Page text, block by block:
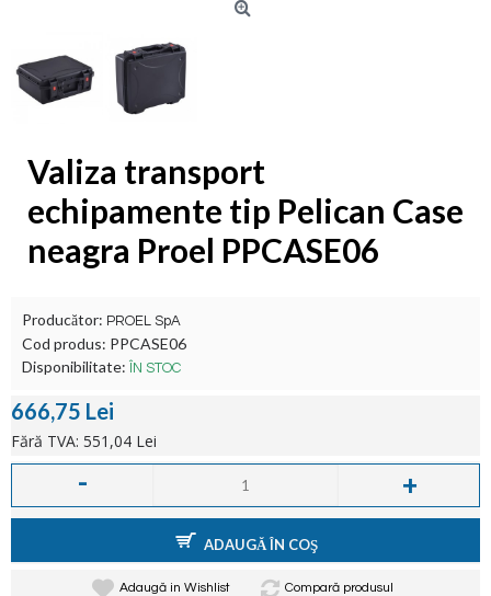
Valiza transport
echipamente tip Pelican Case
neagra Proel PPCASE06
Producător: PROEL SpA
Cod produs: PPCASE06
Disponibilitate:
ÎN STOC
666,75 Lei
Fără TVA: 551,04 Lei
- +
ADAUGĂ ÎN COŞ
Adaugă in Wishlist Compară produsul